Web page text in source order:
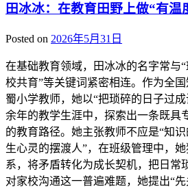
田冰冰：在教育田野上做“有温
Posted on 2026年5月31日
在基础教育领域，田冰冰的名字常与“
校共育”等关键词紧密相连。作为全
蜀小学教师，她以“把琐碎的日子过
余年的教学生涯中，探索出一条既具
的教育路径。她主张教师不应是“知
生心灵的摆渡人”，在班级管理中，
系，将矛盾转化为成长契机，把日常
对家校沟通这一普遍难题，她提出“